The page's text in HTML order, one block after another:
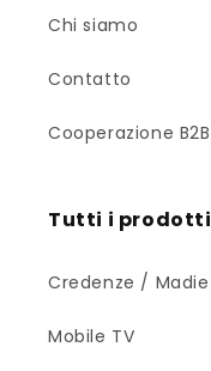
Chi siamo
Contatto
Cooperazione B2B
Tutti i prodotti
Credenze / Madie
Mobile TV